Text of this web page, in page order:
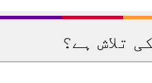
تلاش ہے؟